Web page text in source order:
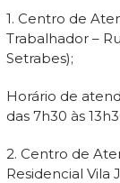
1. Centro de
Trabalhador –
Setrabes);
Horário de
das 7h30 às
2. Centro de
Residencial Vila